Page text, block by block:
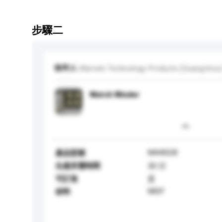
步驟二
收件人 Marvels Technology Products (Guangzhou)
Watch Winder
產品型號
M4402B
生產所需時間
30 日
可訂造
是
材料
MDF